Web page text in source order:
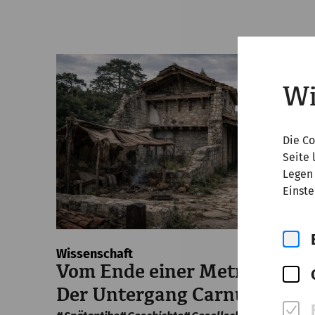
Die
Seite
Wissenschaft
Vom Ende einer Metropole –
Der Untergang Carnuntums